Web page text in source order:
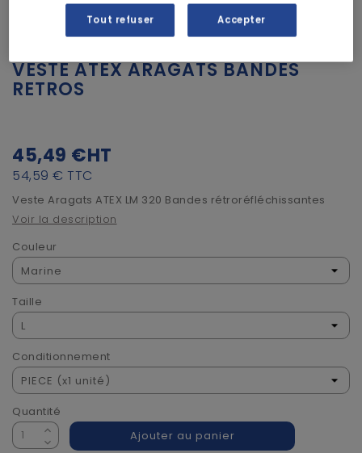
VESTE ATEX ARAGATS BANDES
RETROS
45,49 €HT
54,59 € TTC
Veste Aragats ATEX LM 320 Bandes rétroréfléchissantes
Voir la description
Couleur
Taille
Conditionnement
Quantité
Ajouter au panier
Tout refuser Accepter